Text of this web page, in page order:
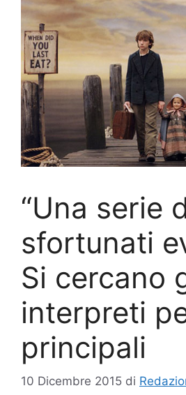
“Una serie
sfortunati
Si cercano
interpreti
principali
10 Dicembre 2015 di